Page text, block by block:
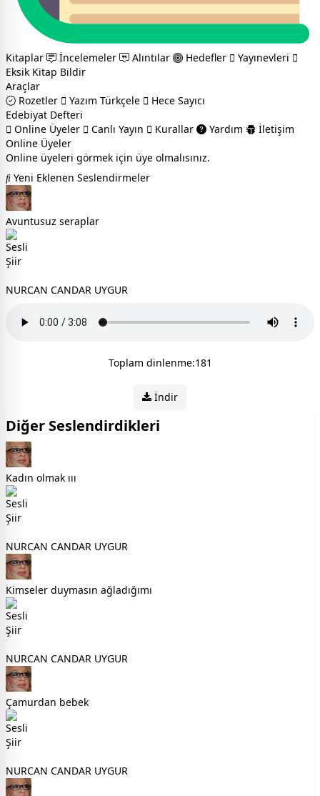
Kitaplar İncelemeler Alıntılar Hedefler
Yayınevleri
Eksik Kitap Bildir
Araçlar
Rozetler
Yazım Türkçele
Hece Sayıcı
Edebiyat Defteri
Online Üyeler
Canlı Yayın Kurallar Yardım
İletişim
Online Üyeler
Online üyeleri görmek için üye olmalısınız.
Yeni Eklenen Seslendirmeler
Avuntusuz seraplar
NURCAN CANDAR UYGUR
Toplam dinlenme:181
İndir
Diğer Seslendirdikleri
Kadın olmak ııı
NURCAN CANDAR UYGUR
Kimseler duymasın ağladığımı
NURCAN CANDAR UYGUR
Çamurdan bebek
NURCAN CANDAR UYGUR